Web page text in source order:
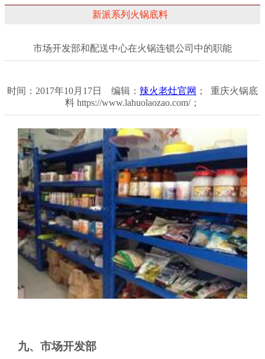
新派系列火锅底料
市场开发部和配送中心在火锅连锁公司中的职能
时间：2017年10月17日 编辑： 辣火老灶官网 ； 重庆火锅底
料 https://www.lahuolaozao.com/；
九、市场开发部